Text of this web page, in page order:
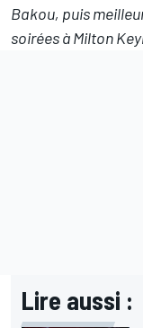
Bakou, puis
soirées à Milton
Lire aussi :